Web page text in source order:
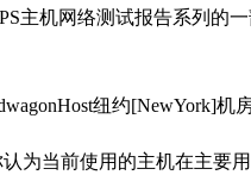
主机网络测试报告系列的
为当前使用的主机在主要